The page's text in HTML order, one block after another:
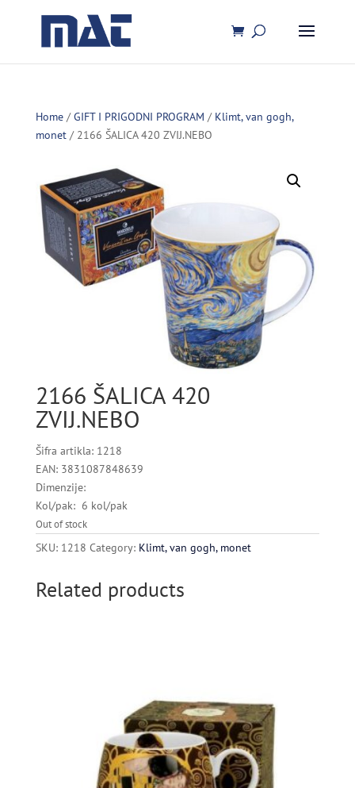
Home/GIFT I PRIGODNI PROGRAM / Klimt, van gogh,
monet/ 2166 ŠALICA 420 ZVIJ.NEBO
2166 ŠALICA 420
ZVIJ.NEBO
Šifra artikla: 1218
EAN: 3831087848639
Dimenzije:
Kol/pak: 6 kol/pak
Out of stock
SKU: 1218 Category: Klimt, van gogh, monet
Related products